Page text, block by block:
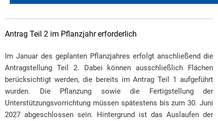
Antrag Teil 2 im Pflanzjahr erforderlich
Im Januar des geplanten Pflanzjahres erfolgt anschließend die
Antragstellung Teil 2. Dabei können ausschließlich Flächen
berücksichtigt werden, die bereits im Antrag Teil 1 aufgeführt
wurden. Die Pflanzung sowie die Fertigstellung der
Unterstützungsvorrichtung müssen spätestens bis zum 30. Juni
2027 abgeschlossen sein. Hintergrund ist das Auslaufen der